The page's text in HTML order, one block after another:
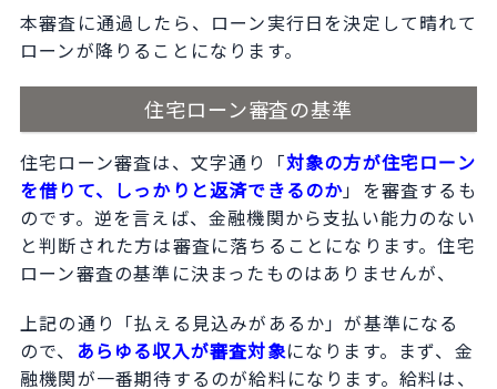
本審査に通過したら、ローン実行日を決定して晴れて
ローンが降りることになります。
住宅ローン審査の基準
住宅ローン審査は、文字通り「対象の方が住宅ローン
を借りて、しっかりと返済できるのか」を審査するも
のです。逆を言えば、金融機関から支払い能力のない
と判断された方は審査に落ちることになります。住宅
ローン審査の基準に決まったものはありませんが、
上記の通り「払える見込みがあるか」が基準になる
ので、 あらゆる収入が審査対象になります。まず、金
融機関が一番期待するのが給料になります。給料は、